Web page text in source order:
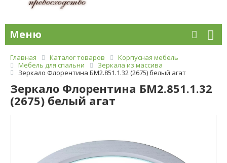
Меню
Главная Каталог товаров
Корпусная мебель
Мебель для спальни
Зеркала из массива
Зеркало Флорентина БМ2.851.1.32 (2675) белый агат
Зеркало Флорентина БМ2.851.1.32
(2675) белый агат